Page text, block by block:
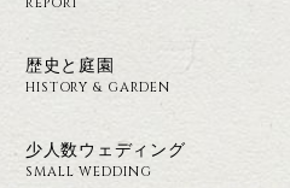
歴史と庭園
HISTORY & GARDEN
少人数ウェディング
SMALL WEDDING